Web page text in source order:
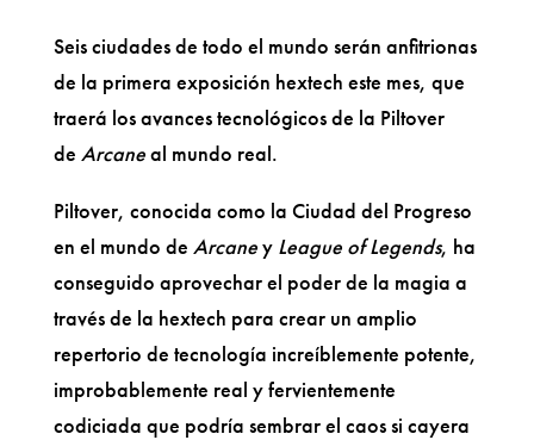
Seis ciudades de todo el mundo serán anfitrionas
de la primera exposición hextech este mes, que
traerá los avances tecnológicos de la Piltover
de Arcaneal mundo real.
Piltover, conocida como la Ciudad del Progreso
en el mundo de Arcaney League of Legends, ha
conseguido aprovechar el poder de la magia a
través de la hextech para crear un amplio
repertorio de tecnología increíblemente potente,
improbablemente real y fervientemente
codiciada que podría sembrar el caos si cayera